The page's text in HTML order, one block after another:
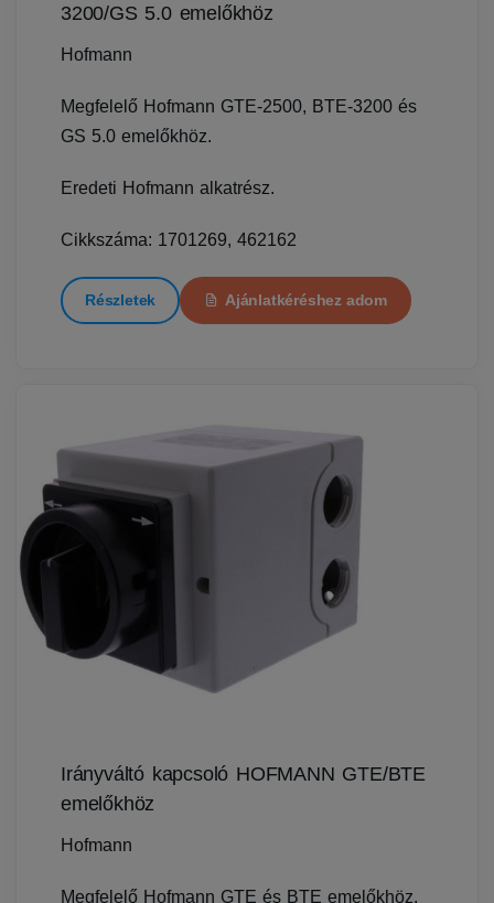
3200/GS 5.0 emelőkhöz
Hofmann
Megfelelő Hofmann GTE-2500, BTE-3200 és
GS 5.0 emelőkhöz.
Eredeti Hofmann alkatrész.
Cikkszáma: 1701269, 462162
Részletek Ajánlatkéréshez adom
Irányváltó kapcsoló HOFMANN GTE/BTE
emelőkhöz
Hofmann
Megfelelő Hofmann GTE és BTE emelőkhöz.